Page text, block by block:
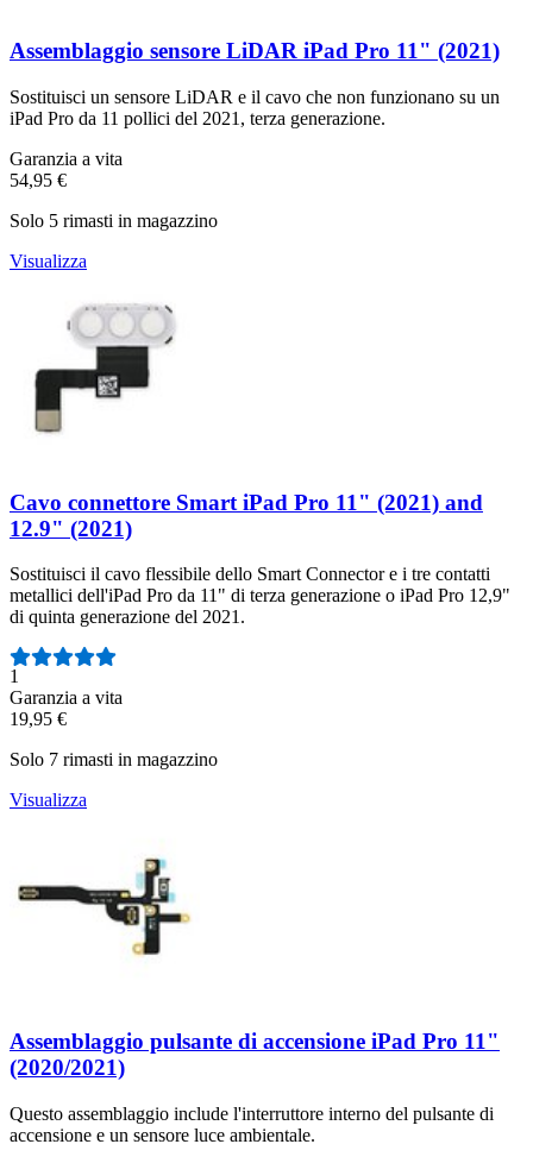
Assemblaggio sensore LiDAR iPad Pro 11" (2021)
Sostituisci un sensore LiDAR e il cavo che non funzionano su un
iPad Pro da 11 pollici del 2021, terza generazione.
Garanzia a vita
54,95 €
Solo 5 rimasti in magazzino
Visualizza
Cavo connettore Smart iPad Pro 11" (2021) and
12.9" (2021)
Sostituisci il cavo flessibile dello Smart Connector e i tre contatti
metallici dell'iPad Pro da 11" di terza generazione o iPad Pro 12,9"
di quinta generazione del 2021.
Numero di recensioni:
1
Garanzia a vita
19,95 €
Solo 7 rimasti in magazzino
Visualizza
Assemblaggio pulsante di accensione iPad Pro 11"
(2020/2021)
Questo assemblaggio include l'interruttore interno del pulsante di
accensione e un sensore luce ambientale.